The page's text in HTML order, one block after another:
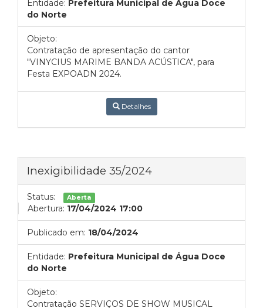
Entidade: Prefeitura Municipal de Água Doce
do Norte
Objeto:
Contratação de apresentação do cantor
"VINYCIUS MARIME BANDA ACÚSTICA", para
Festa EXPOADN 2024.
Detalhes
Inexigibilidade 35/2024
Status: Aberta
Abertura: 17/04/2024 17:00
Publicado em: 18/04/2024
Entidade: Prefeitura Municipal de Água Doce
do Norte
Objeto:
Contratação SERVIÇOS DE SHOW MUSICAL